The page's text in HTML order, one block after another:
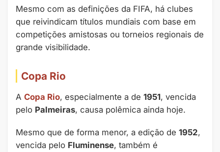
Mesmo com as definições da FIFA, há clubes
que reivindicam títulos mundiais com base em
competições amistosas ou torneios regionais de
grande visibilidade.
Copa Rio
A Copa Rio, especialmente a de 1951, vencida
pelo Palmeiras, causa polêmica ainda hoje.
Mesmo que de forma menor, a edição de 1952,
vencida pelo Fluminense, também é